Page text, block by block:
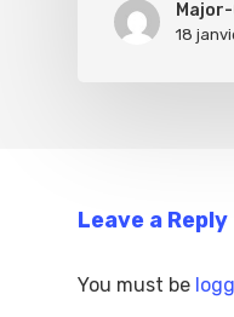
18
Leave a Reply
You must be